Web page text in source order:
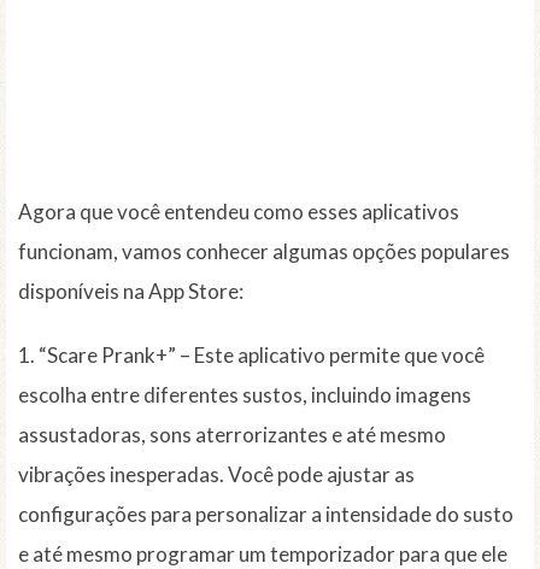
Agora que você entendeu como esses aplicativos
funcionam, vamos conhecer algumas opções populares
disponíveis na App Store:
1. “Scare Prank+” – Este aplicativo permite que você
escolha entre diferentes sustos, incluindo imagens
assustadoras, sons aterrorizantes e até mesmo
vibrações inesperadas. Você pode ajustar as
configurações para personalizar a intensidade do susto
e até mesmo programar um temporizador para que ele